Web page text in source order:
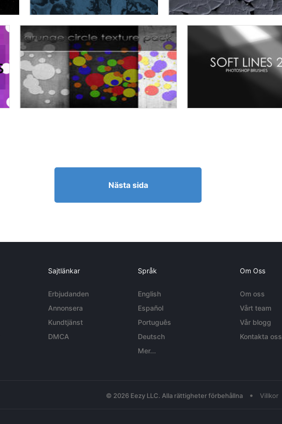
Nästa sida
Sajtlänkar
Erbjudanden
Annonsera
Kundtjänst
DMCA
Språk
English
Español
Português
Deutsch
Mer...
Om Oss
Om oss
Vårt team
Vår blogg
Kontakta oss
© 2026 Eezy LLC. Alla rättigheter förbehållna • Villkor